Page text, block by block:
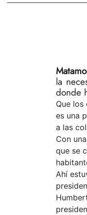
la
donde
Que los
es una
a las
Con
que se
Ahí